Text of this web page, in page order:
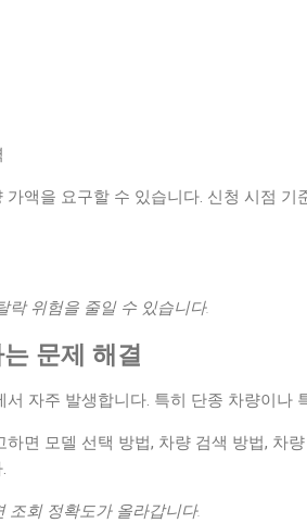
액을 요구할 수 있습니다. 신청 시점
위험을 줄일 수 있습니다.
문제 해결
서 자주 발생합니다. 특히 단종 차량이나
면 모델 선택 방법, 차량 검색 방법, 차
조회 정확도가 올라갑니다.